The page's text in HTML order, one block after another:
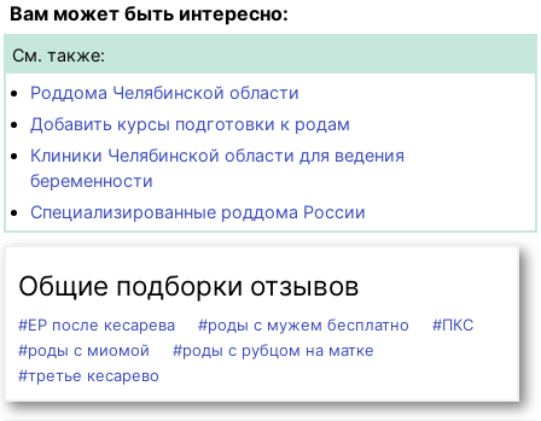
Вам может быть интересно:
См. также:
Роддома Челябинской области
Добавить курсы подготовки к родам
Клиники Челябинской области для ведения
беременности
Специализированные роддома России
Общие подборки отзывов
#ЕР после кесарева #роды с мужем бесплатно
#ПКС
#роды с миомой
#роды с рубцом на матке
#третье кесарево